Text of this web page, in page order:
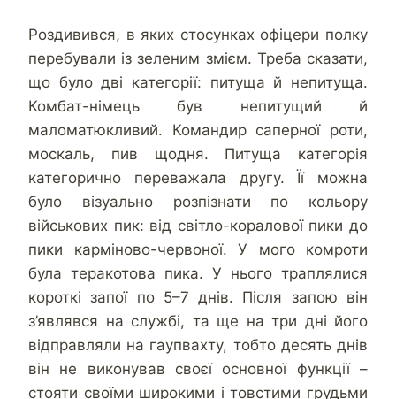
Роздивився, в яких стосунках офіцери полку
перебували із зеленим змієм. Треба сказати,
що було дві категорії: питуща й непитуща.
Комбат-німець був непитущий й
маломатюкливий. Командир саперної роти,
москаль, пив щодня. Питуща категорія
категорично переважала другу. Її можна
було візуально розпізнати по кольору
військових пик: від світло-коралової пики до
пики карміново-червоної. У мого комроти
була теракотова пика. У нього траплялися
короткі запої по 5–7 днів. Після запою він
з’являвся на службі, та ще на три дні його
відправляли на гаупвахту, тобто десять днів
він не виконував своєї основної функції –
стояти своїми широкими і товстими грудьми